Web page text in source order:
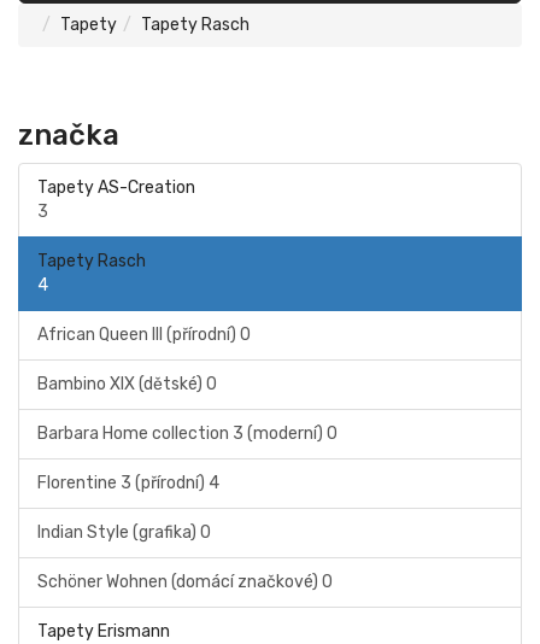
Tapety Tapety Rasch
značka
Tapety AS-Creation
3
Tapety Rasch
4
African Queen III (přírodní) 0
Bambino XIX (dětské) 0
Barbara Home collection 3 (moderní) 0
Florentine 3 (přírodní) 4
Indian Style (grafika) 0
Schöner Wohnen (domácí značkové) 0
Tapety Erismann